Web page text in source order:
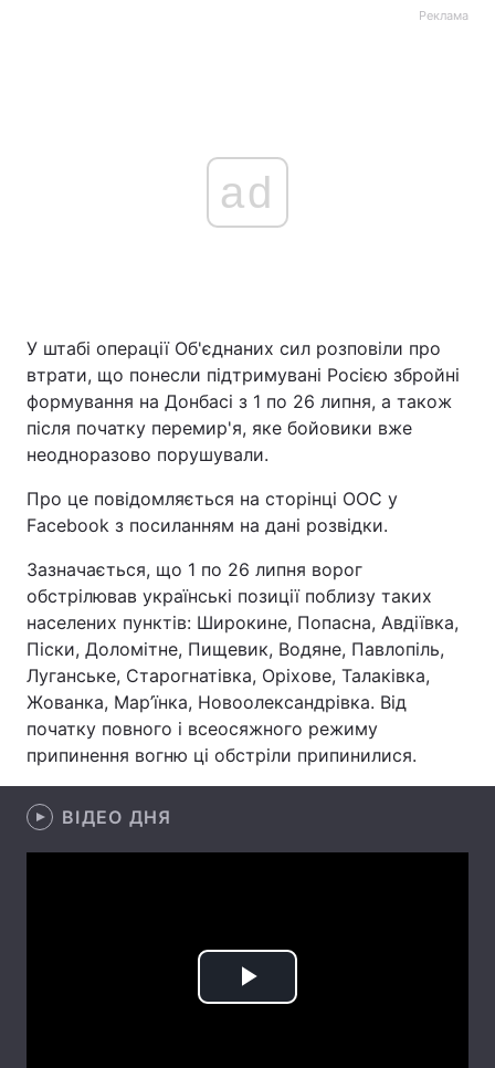
Україна Політика
Економіка Світ
Спорт
Техно і зв'язок Лайт
Здоров'я Туризм
Цікавинки Погода
Екологія Регіони
Лонгріди
Відео з Youtube
Інтерв'ю Думки
Реклама
ad
У штабі операції Об'єднаних сил розповіли про
втрати, що понесли підтримувані Росією збройні
формування на Донбасі з 1 по 26 липня, а також
після початку перемир'я, яке бойовики вже
неодноразово порушували.
Про це повідомляється на сторінці ООС у
Facebook з посиланням на дані розвідки.
Зазначається, що 1 по 26 липня ворог
обстрілював українські позиції поблизу таких
населених пунктів: Широкине, Попасна, Авдіївка,
Піски, Доломітне, Пищевик, Водяне, Павлопіль,
Луганське, Старогнатівка, Оріхове, Талаківка,
Жованка, Мар’їнка, Новоолександрівка. Від
початку повного і всеосяжного режиму
припинення вогню ці обстріли припинилися.
ВІДЕО ДНЯ
Play